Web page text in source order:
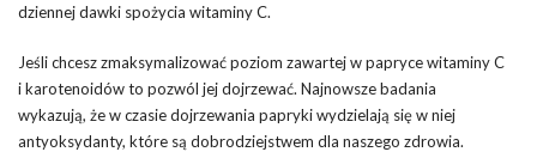
dziennej dawki spożycia witaminy C.
Jeśli chcesz zmaksymalizować poziom zawartej w papryce witaminy C
i karotenoidów to pozwól jej dojrzewać. Najnowsze badania
wykazują, że w czasie dojrzewania papryki wydzielają się w niej
antyoksydanty, które są dobrodziejstwem dla naszego zdrowia.